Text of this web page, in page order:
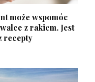
może wspomóc
z rakiem. Jest
recepty